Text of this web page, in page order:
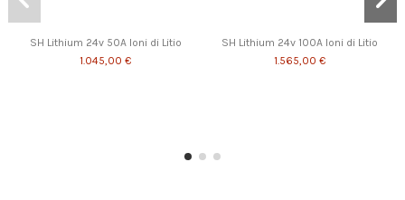
SH Lithium 24v 50A Ioni di Litio
1.045,00 €
SH Lithium 24v 100A Ioni di Litio
1.565,00 €